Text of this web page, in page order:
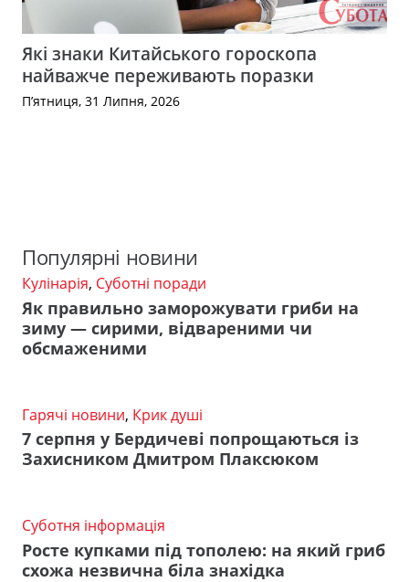
Які знаки Китайського гороскопа
найважче переживають поразки
П’ятниця, 31 Липня, 2026
Популярні новини
Кулінарія, Суботні поради
Як правильно заморожувати гриби на
зиму — сирими, відвареними чи
обсмаженими
Гарячі новини, Крик душі
7 серпня у Бердичеві попрощаються із
Захисником Дмитром Плаксюком
Суботня інформація
Росте купками під тополею: на який гриб
схожа незвична біла знахідка